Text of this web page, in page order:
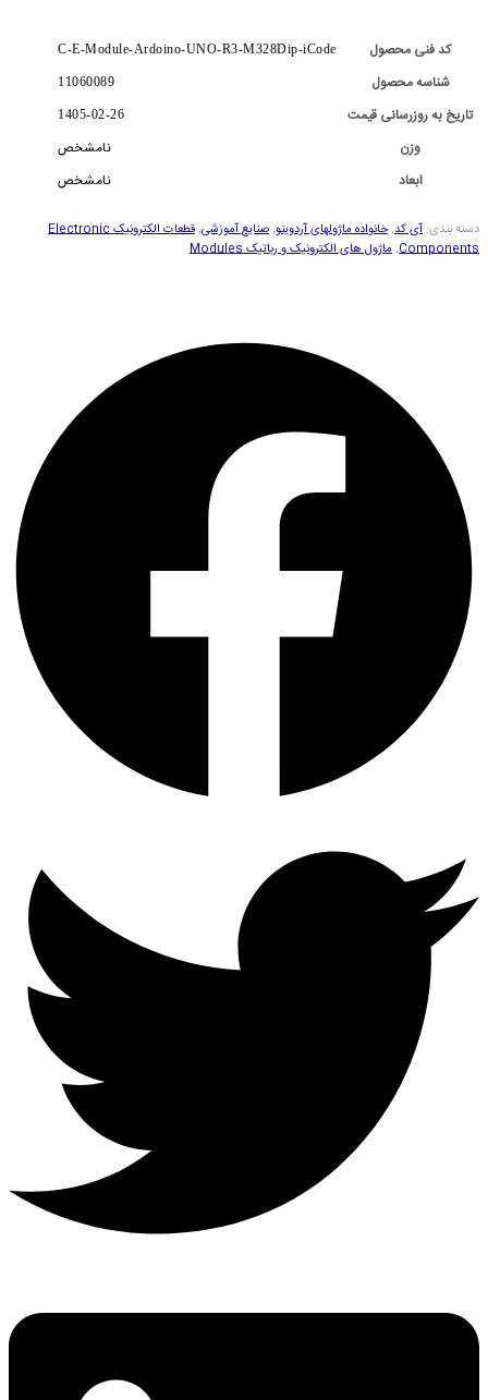
کد فنی محصول C-E-Module-Ardoino-UNO-R3-M328Dip-iCode
شناسه محصول 11060089
تاریخ به روزرسانی قیمت 1405-02-26
وزن
نامشخص
ابعاد
نامشخص
دسته بندی: آی کد,خانواده ماژولهای آردوینو,صنایع آموزشی,
قطعات الکترونیک Electronic
Components
,ماژول های الکترونیک و رباتیک Modules